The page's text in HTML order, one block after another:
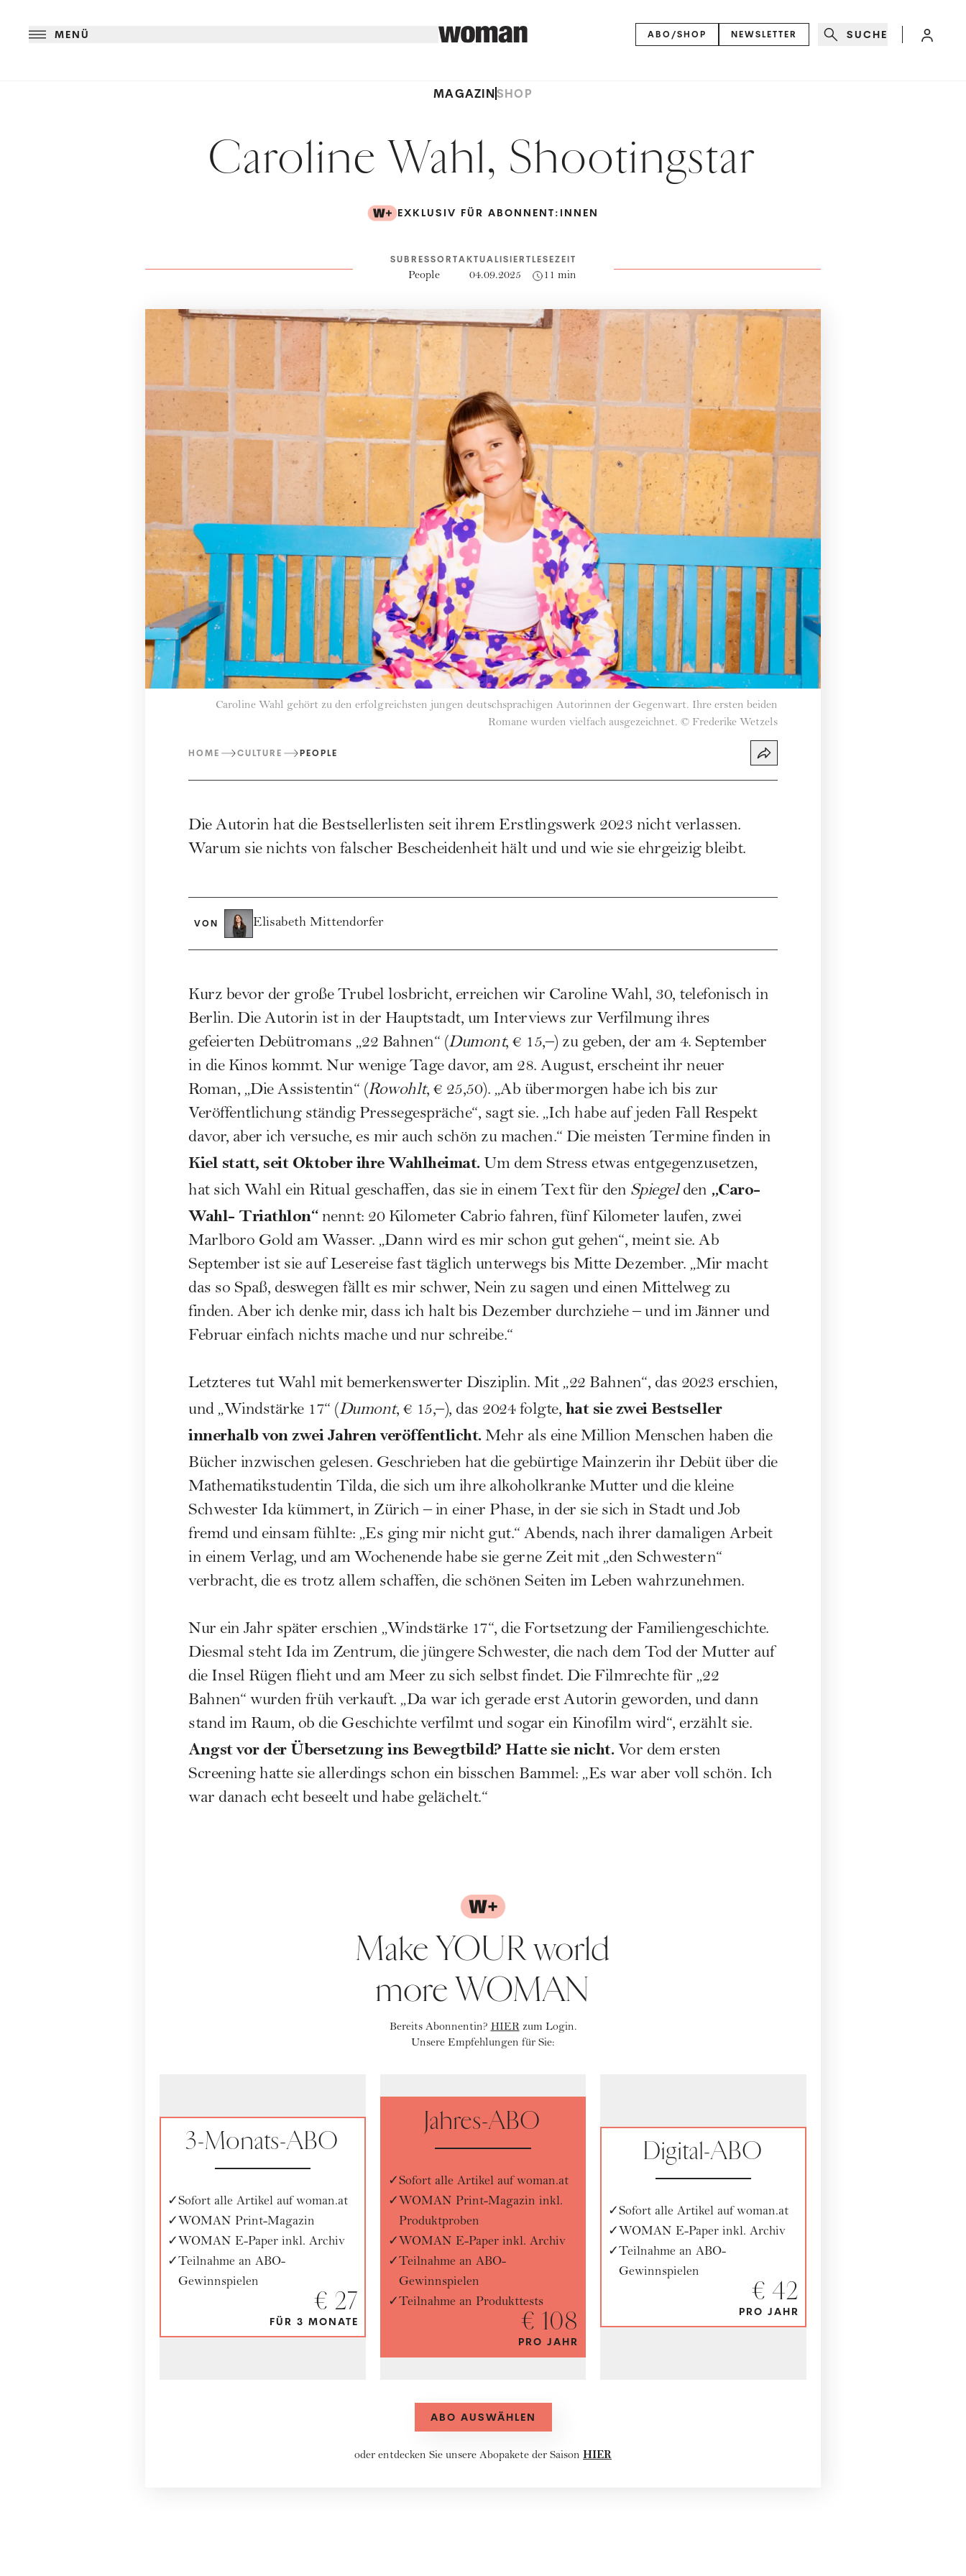
MENÜ ABO/SHOP NEWSLETTER SUCHE
MAGAZINSHOP
Caroline Wahl, Shootingstar
EXKLUSIV FÜR ABONNENT:INNEN
SUBRESSORT
People
AKTUALISIERT
04.09.2025
LESEZEIT
11 min
Caroline Wahl gehört zu den erfolgreichsten jungen deutschsprachigen Autorinnen der Gegenwart. Ihre ersten beiden
Romane wurden vielfach ausgezeichnet. © Frederike Wetzels
HOME CULTURE PEOPLE
Die Autorin hat die Bestsellerlisten seit ihrem Erstlingswerk 2023 nicht verlassen.
Warum sie nichts von falscher Bescheidenheit hält und und wie sie ehrgeizig bleibt.
VON Elisabeth Mittendorfer
Kurz bevor der große Trubel losbricht, erreichen wir Caroline Wahl, 30, telefonisch in
Berlin. Die Autorin ist in der Hauptstadt, um Interviews zur Verfilmung ihres
gefeierten Debütromans „22 Bahnen“ (Dumont, € 15,–) zu geben, der am 4. September
in die Kinos kommt. Nur wenige Tage davor, am 28. August, erscheint ihr neuer
Roman, „Die Assistentin“ (Rowohlt, € 25,50). „Ab übermorgen habe ich bis zur
Veröffentlichung ständig Pressegespräche“, sagt sie. „Ich habe auf jeden Fall Respekt
davor, aber ich versuche, es mir auch schön zu machen.“ Die meisten Termine finden in
Kiel statt, seit Oktober ihre Wahlheimat.Um dem Stress etwas entgegenzusetzen,
hat sich Wahl ein Ritual geschaffen, das sie in einem Text für den Spiegelden „Caro-
Wahl- Triathlon“ nennt: 20 Kilometer Cabrio fahren, fünf Kilometer laufen, zwei
Marlboro Gold am Wasser. „Dann wird es mir schon gut gehen“, meint sie. Ab
September ist sie auf Lesereise fast täglich unterwegs bis Mitte Dezember. „Mir macht
das so Spaß, deswegen fällt es mir schwer, Nein zu sagen und einen Mittelweg zu
finden. Aber ich denke mir, dass ich halt bis Dezember durchziehe – und im Jänner und
Februar einfach nichts mache und nur schreibe.“
Letzteres tut Wahl mit bemerkenswerter Disziplin. Mit „22 Bahnen“, das 2023 erschien,
und „Windstärke 17“ (Dumont, € 15,–), das 2024 folgte, hat sie zwei Bestseller
innerhalb von zwei Jahren veröffentlicht. Mehr als eine Million Menschen haben die
Bücher inzwischen gelesen. Geschrieben hat die gebürtige Mainzerin ihr Debüt über die
Mathematikstudentin Tilda, die sich um ihre alkoholkranke Mutter und die kleine
Schwester Ida kümmert, in Zürich – in einer Phase, in der sie sich in Stadt und Job
fremd und einsam fühlte: „Es ging mir nicht gut.“ Abends, nach ihrer damaligen Arbeit
in einem Verlag, und am Wochenende habe sie gerne Zeit mit „den Schwestern“
verbracht, die es trotz allem schaffen, die schönen Seiten im Leben wahrzunehmen.
Nur ein Jahr später erschien „Windstärke 17“, die Fortsetzung der Familiengeschichte.
Diesmal steht Ida im Zentrum, die jüngere Schwester, die nach dem Tod der Mutter auf
die Insel Rügen flieht und am Meer zu sich selbst findet. Die Filmrechte für „22
Bahnen“ wurden früh verkauft. „Da war ich gerade erst Autorin geworden, und dann
stand im Raum, ob die Geschichte verfilmt und sogar ein Kinofilm wird“, erzählt sie.
Angst vor der Übersetzung ins Bewegtbild? Hatte sie nicht. Vor dem ersten
Screening hatte sie allerdings schon ein bisschen Bammel: „Es war aber voll schön. Ich
war danach echt beseelt und habe gelächelt.“
Make YOUR world
more WOMAN
Bereits Abonnentin? HIERzum Login.
Unsere Empfehlungen für Sie:
3-Monats-ABO
Sofort alle Artikel auf woman.at
WOMAN Print-Magazin
WOMAN E-Paper inkl. Archiv
Teilnahme an ABO-
Gewinnspielen
€ 27
FÜR 3 MONATE
Jahres-ABO
Sofort alle Artikel auf woman.at
WOMAN Print-Magazin inkl.
Produktproben
WOMAN E-Paper inkl. Archiv
Teilnahme an ABO-
Gewinnspielen
Teilnahme an Produkttests
€ 108
PRO JAHR
Digital-ABO
Sofort alle Artikel auf woman.at
WOMAN E-Paper inkl. Archiv
Teilnahme an ABO-
Gewinnspielen
€ 42
PRO JAHR
ABO AUSWÄHLEN
oder entdecken Sie unsere Abopakete der Saison HIER